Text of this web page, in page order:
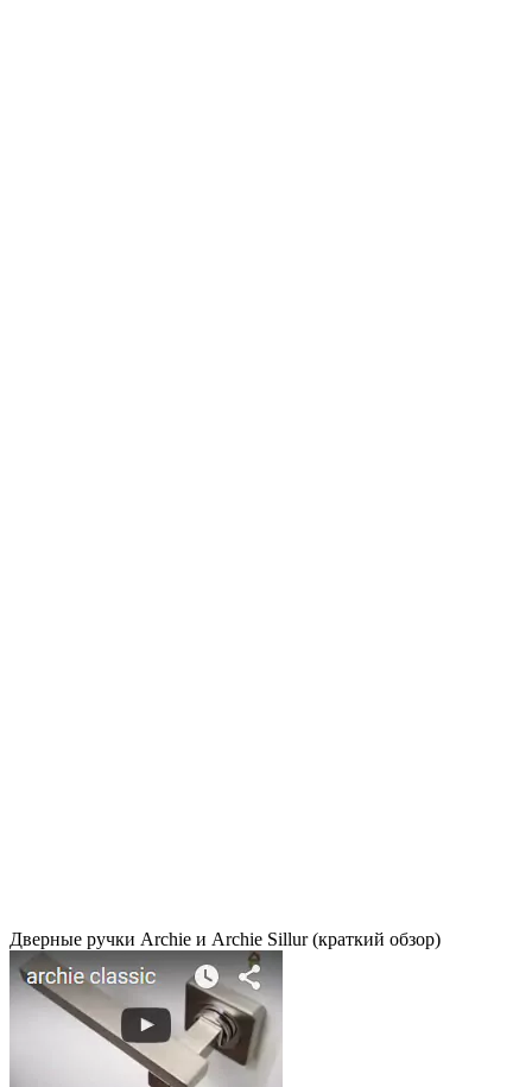
Дверные ручки Archie и Archie Sillur (краткий обзор)